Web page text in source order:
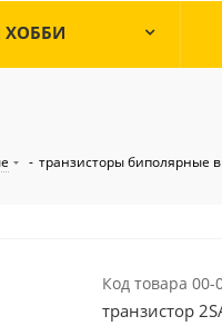
ХОББИ
- транзисторы биполярные
Код товара 00-
транзистор